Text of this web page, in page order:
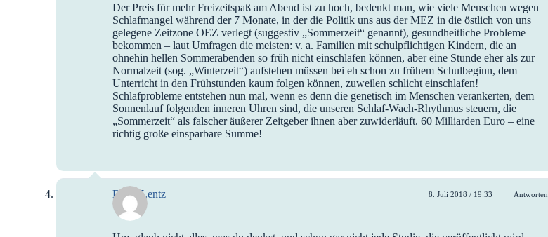
Der Preis für mehr Freizeitspaß am Abend ist zu hoch, bedenkt man, wie viele Menschen wegen
Schlafmangel während der 7 Monate, in der die Politik uns aus der MEZ in die östlich von uns
gelegene Zeitzone OEZ verlegt (suggestiv „Sommerzeit“ genannt), gesundheitliche Probleme
bekommen – laut Umfragen die meisten: v. a. Familien mit schulpflichtigen Kindern, die an
ohnehin hellen Sommerabenden so früh nicht einschlafen können, aber eine Stunde eher als zur
Normalzeit (sog. „Winterzeit“) aufstehen müssen bei eh schon zu frühem Schulbeginn, dem
Unterricht in den Frühstunden kaum folgen können, zuweilen schlicht einschlafen!
Schlafprobleme entstehen nun mal, wenn es denn die genetisch im Menschen verankerten, dem
Sonnenlauf folgenden inneren Uhren sind, die unseren Schlaf-Wach-Rhythmus steuern, die
„Sommerzeit“ als falscher äußerer Zeitgeber ihnen aber zuwiderläuft. 60 Milliarden Euro – eine
richtig große einsparbare Summe!
Birgit Lentz 8. Juli 2018 / 19:33 Antworten